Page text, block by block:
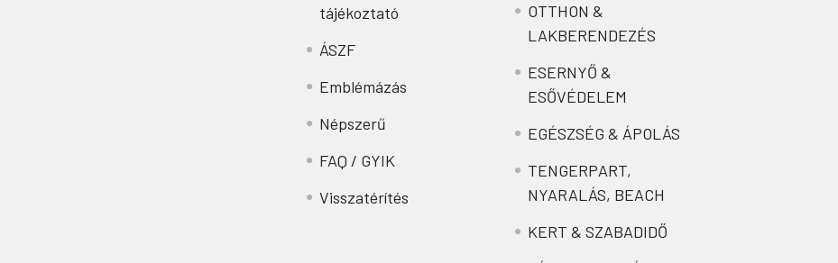
tájékoztató
ÁSZF
Emblémázás
Népszerű
FAQ / GYIK
Visszatérítés
OTTHON &
LAKBERENDEZÉS
ESERNYŐ &
ESŐVÉDELEM
EGÉSZSÉG & ÁPOLÁS
TENGERPART,
NYARALÁS, BEACH
KERT & SZABADIDŐ